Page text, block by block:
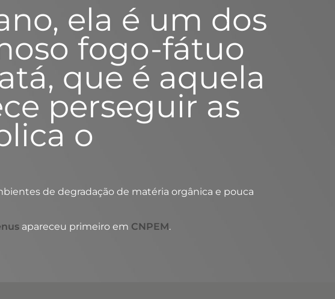
ela é um dos
fogo-fátuo
que é aquela
perseguir as
o
de degradação de matéria orgânica e pouca
apareceu primeiro em CNPEM.